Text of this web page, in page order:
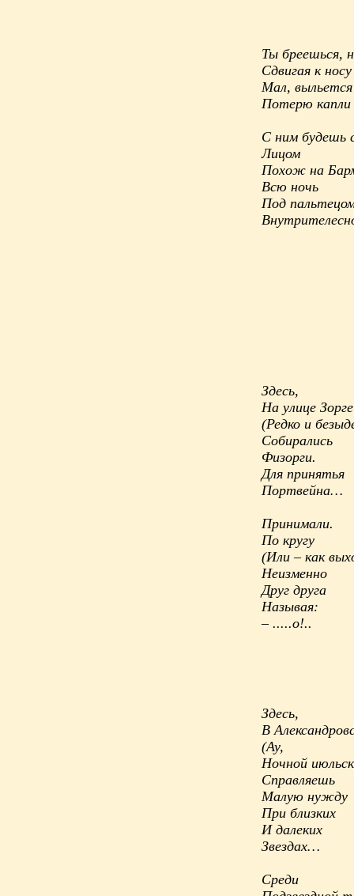
Ты бреешься,
Сдвигая к
Мал, выльется
Потерю
С ним будешь
Лицом
Похож на
Всю ночь
Под
Здесь,
На улице
(Редко и
Собирались
Физорги.
Для принятья
Портвейна…
Принимали.
По кругу
(Или – как
Неизменно
Друг друга
Называя:
– .....о!..
Здесь,
В
(Ау,
Ночной
Справляешь
Малую нужду
При близких
И далеких
Звездах…
Среди